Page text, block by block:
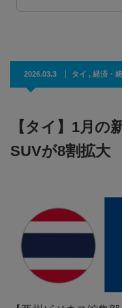
2026.03.3 タイ , 経済・
【タイ】1月の
SUVが8割拡大